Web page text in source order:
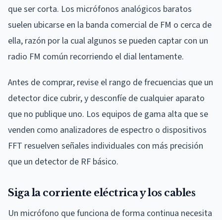
que ser corta. Los micrófonos analógicos baratos
suelen ubicarse en la banda comercial de FM o cerca de
ella, razón por la cual algunos se pueden captar con un
radio FM común recorriendo el dial lentamente.
Antes de comprar, revise el rango de frecuencias que un
detector dice cubrir, y desconfíe de cualquier aparato
que no publique uno. Los equipos de gama alta que se
venden como analizadores de espectro o dispositivos
FFT resuelven señales individuales con más precisión
que un detector de RF básico.
Siga la corriente eléctrica y los cables
Un micrófono que funciona de forma continua necesita